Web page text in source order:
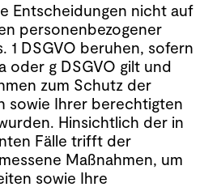
Entscheidungen nicht auf
personenbezogener
1 DSGVO beruhen, sofern
oder g DSGVO gilt und
zum Schutz der
sowie Ihrer berechtigten
Hinsichtlich der in
Fälle trifft der
Maßnahmen, um
sowie Ihre